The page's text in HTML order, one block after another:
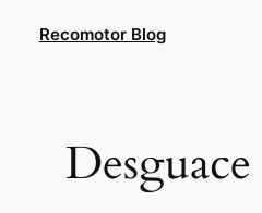
Recomotor Blog